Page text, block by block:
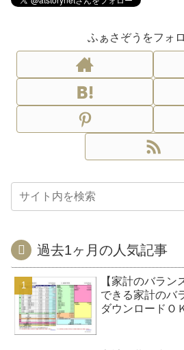
ふぁさぞうをフォ
過去1ヶ月の人気記事
【家計のバラ
できる家計のバ
ダウンロードＯ